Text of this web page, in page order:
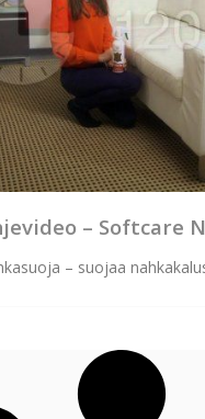
– Softcare
– suojaa